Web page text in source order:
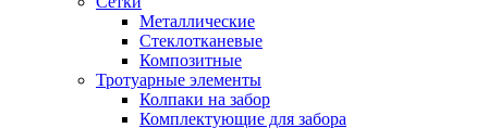
Металлические
Стеклотканевые
Композитные
Тротуарные элементы
Колпаки на забор
Комплектующие для забора